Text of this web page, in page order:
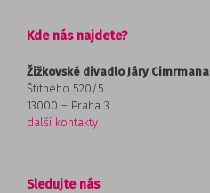
Kde nás najdete?
Žižkovské divadlo Járy Cimrmana
Štítného 520/5
13000 – Praha 3
další kontakty
Sledujte nás